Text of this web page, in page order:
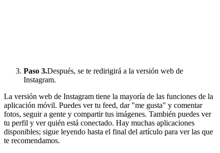
Paso 3.Después, se te redirigirá a la versión web de
Instagram.
La versión web de Instagram tiene la mayoría de las funciones de la
aplicación móvil. Puedes ver tu feed, dar "me gusta" y comentar
fotos, seguir a gente y compartir tus imágenes. También puedes ver
tu perfil y ver quién está conectado. Hay muchas aplicaciones
disponibles; sigue leyendo hasta el final del artículo para ver las que
te recomendamos.